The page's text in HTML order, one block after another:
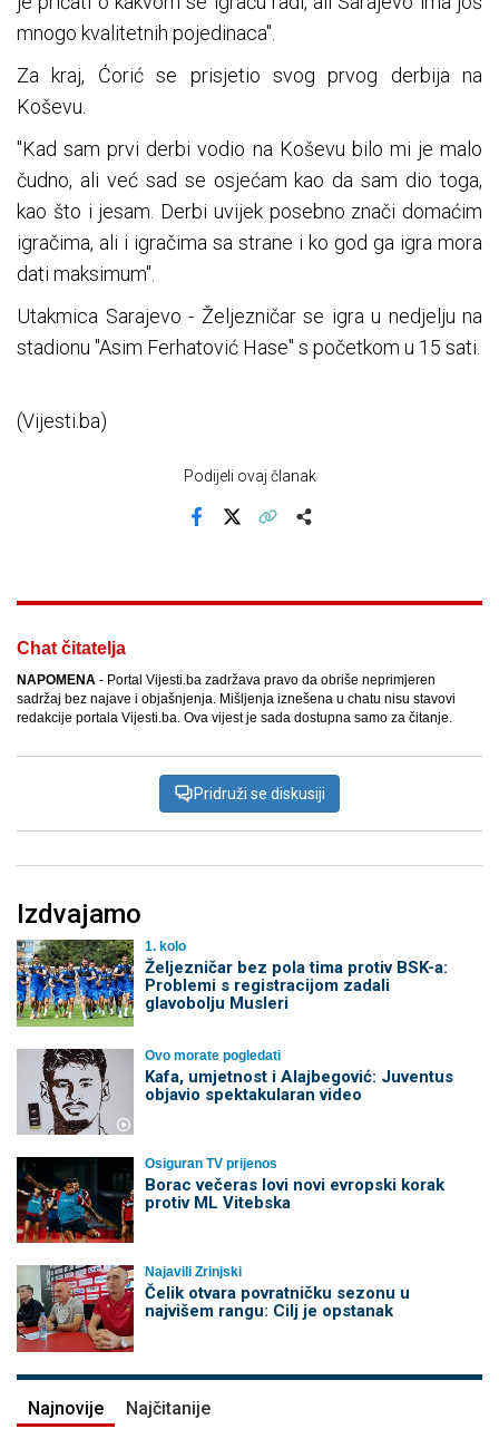
mnogo kvalitetnih pojedinaca".
Za kraj, Ćorić se prisjetio svog prvog derbija na
Koševu.
"Kad sam prvi derbi vodio na Koševu bilo mi je malo
čudno, ali već sad se osjećam kao da sam dio toga,
kao što i jesam. Derbi uvijek posebno znači domaćim
igračima, ali i igračima sa strane i ko god ga igra mora
dati maksimum".
Utakmica Sarajevo - Željezničar se igra u nedjelju na
stadionu "Asim Ferhatović Hase" s početkom u 15 sati.
(Vijesti.ba)
Podijeli ovaj članak
Chat čitatelja
NAPOMENA - Portal Vijesti.ba zadržava pravo da obriše neprimjeren
sadržaj bez najave i objašnjenja. Mišljenja iznešena u chatu nisu stavovi
redakcije portala Vijesti.ba. Ova vijest je sada dostupna samo za čitanje.
Pridruži se diskusiji
Izdvajamo
1. kolo
Željezničar bez pola tima protiv BSK-a:
Problemi s registracijom zadali
glavobolju Musleri
Ovo morate pogledati
Kafa, umjetnost i Alajbegović: Juventus
objavio spektakularan video
Osiguran TV prijenos
Borac večeras lovi novi evropski korak
protiv ML Vitebska
Najavili Zrinjski
Čelik otvara povratničku sezonu u
najvišem rangu: Cilj je opstanak
Najnovije Najčitanije